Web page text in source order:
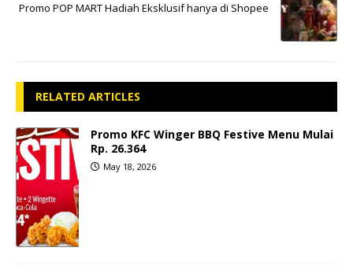
Promo POP MART Hadiah Eksklusif hanya di Shopee
RELATED ARTICLES
Promo KFC Winger BBQ Festive Menu Mulai
Rp. 26.364
May 18, 2026